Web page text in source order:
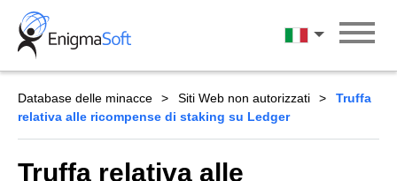
Skip
content
Italiano
Database delle minacce Siti Web non autorizzati
Truffa
relativa alle ricompense di staking su Ledger
Truffa relativa alle